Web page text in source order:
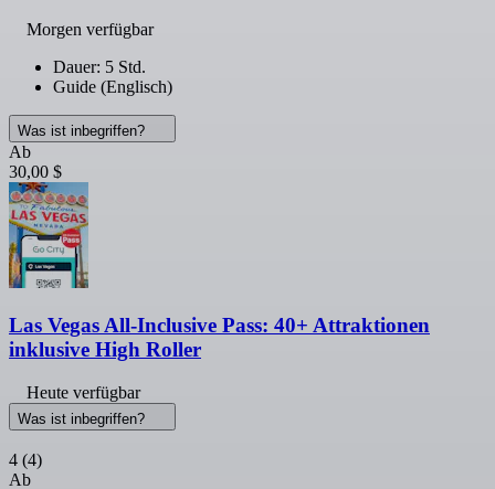
Morgen verfügbar
Dauer: 5 Std.
Guide (Englisch)
Was ist inbegriffen?
Ab
30,00 $
Las Vegas All-Inclusive Pass: 40+ Attraktionen
inklusive High Roller
Heute verfügbar
Was ist inbegriffen?
4 (4)
Ab